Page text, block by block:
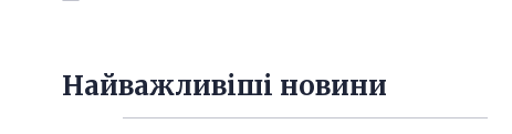
Найважливіші новини